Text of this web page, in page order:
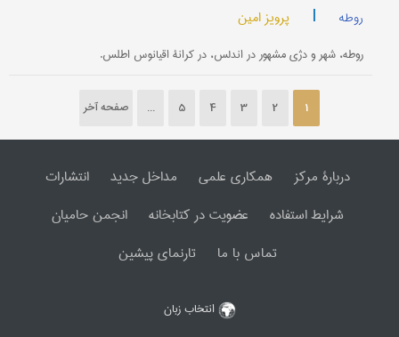
روطه | پرویز امین
روطه، شهر و دژی مشهور در اندلس، در کرانۀ اقیانوس اطلس.
1
2
3
4
5
... صفحه آخر
دربارۀ مرکز همکاری علمی مداخل جدید
انتشارات
شرایط استفاده
عضویت در کتابخانه
انجمن حامیان
تماس با ما
تارنمای پیشین
انتخاب زبان